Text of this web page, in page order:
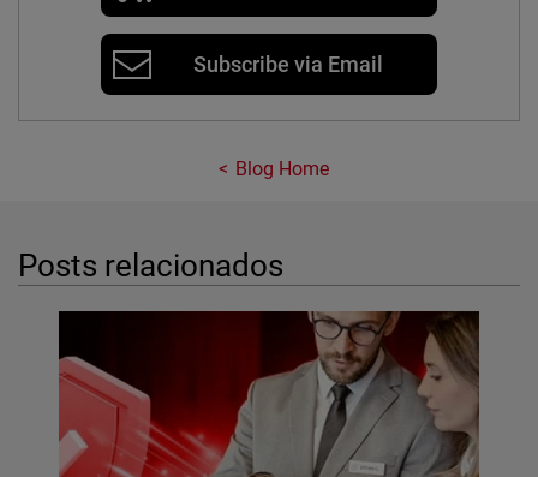
Subscribe via Email
Blog Home
Posts relacionados